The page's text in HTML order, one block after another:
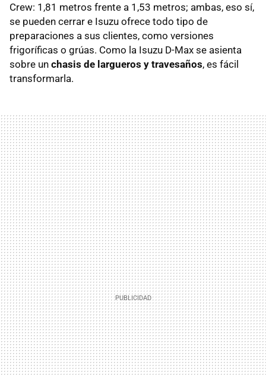
Crew: 1,81 metros frente a 1,53 metros; ambas, eso sí,
se pueden cerrar e Isuzu ofrece todo tipo de
preparaciones a sus clientes, como versiones
frigoríficas o grúas. Como la Isuzu D-Max se asienta
sobre un chasis de largueros y travesaños, es fácil
transformarla.